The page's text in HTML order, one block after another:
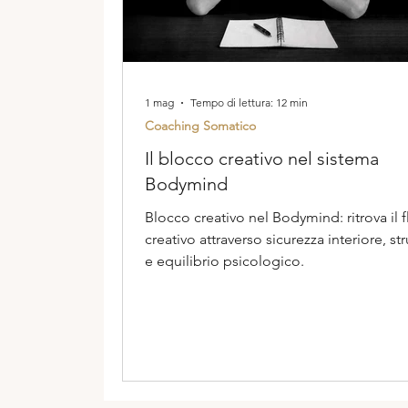
Il blocco creativo nel sistema
Bodymind
Blocco creativo nel Bodymind: ritrova il
creativo attraverso sicurezza interiore,
e equilibrio psicologico.
Coaching Somatico
1 mag Tempo di lettura: 12 min